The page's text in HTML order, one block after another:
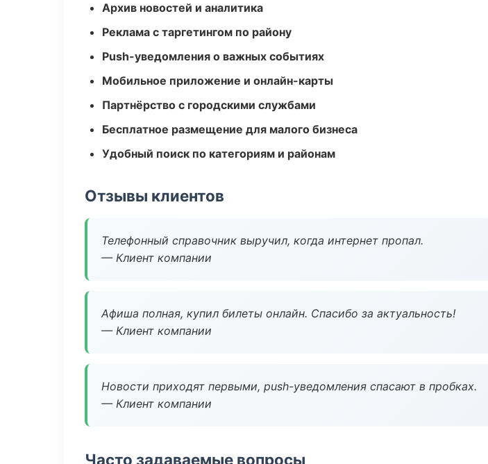
Архив новостей и аналитика
Реклама с таргетингом по району
Push-уведомления о важных событиях
Мобильное приложение и онлайн-карты
Партнёрство с городскими службами
Бесплатное размещение для малого бизнеса
Удобный поиск по категориям и районам
Отзывы клиентов
Телефонный справочник выручил, когда интернет пропал.
— Клиент компании
Афиша полная, купил билеты онлайн. Спасибо за актуальность!
— Клиент компании
Новости приходят первыми, push-уведомления спасают в пробках.
— Клиент компании
Часто задаваемые вопросы